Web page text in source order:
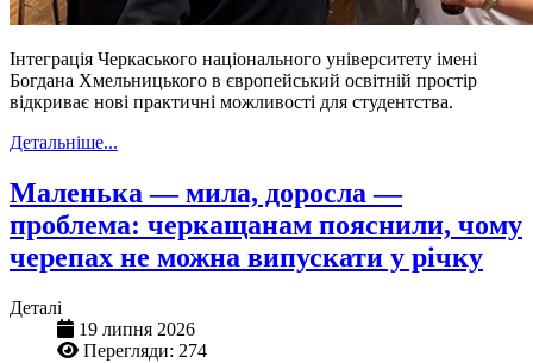
Інтеграція Черкаського національного університету імені
Богдана Хмельницького в європейський освітній простір
відкриває нові практичні можливості для студентства.
Детальніше...
Маленька — мила, доросла —
проблема: черкащанам пояснили, чому
черепах не можна випускати у річку
Деталі
19 липня 2026
Перегляди: 274